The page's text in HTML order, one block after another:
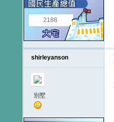
2188
shirleyanson
別墅